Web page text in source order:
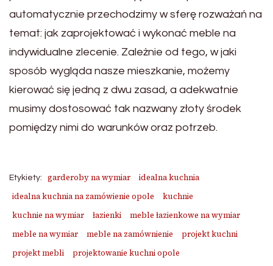
automatycznie przechodzimy w sferę rozważań na
temat: jak zaprojektować i wykonać meble na
indywidualne zlecenie. Zależnie od tego, w jaki
sposób wygląda nasze mieszkanie, możemy
kierować się jedną z dwu zasad, a adekwatnie
musimy dostosować tak nazwany złoty środek
pomiędzy nimi do warunków oraz potrzeb.
Etykiety: garderoby na wymiar
idealna kuchnia
idealna kuchnia na zamówienie opole
kuchnie
kuchnie na wymiar
łazienki
meble łazienkowe na wymiar
meble na wymiar
meble na zamównienie
projekt kuchni
projekt mebli
projektowanie kuchni opole